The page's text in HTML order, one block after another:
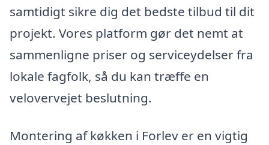
samtidigt sikre dig det bedste tilbud til dit
projekt. Vores platform gør det nemt at
sammenligne priser og serviceydelser fra
lokale fagfolk, så du kan træffe en
velovervejet beslutning.
Montering af køkken i Forlev er en vigtig